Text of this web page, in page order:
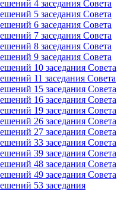
4 заседания Совета
5 заседания Совета
6 заседания Совета
7 заседания Совета
8 заседания Совета
9 заседания Совета
10 заседания Совета
11 заседания Совета
15 заседания Совета
16 заседания Совета
19 заседания Совета
26 заседания Совета
27 заседания Совета
33 заседания Совета
39 заседания Совета
48 заседания Совета
49 заседания Совета
53 заседания